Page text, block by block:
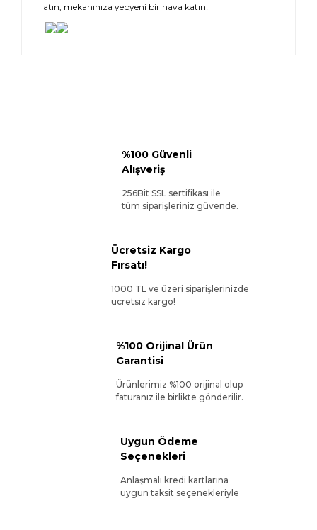
atın, mekanınıza yepyeni bir hava katın!
%100 Güvenli
Alışveriş
256Bit SSL sertifikası ile
tüm siparişleriniz güvende.
Ücretsiz Kargo
Fırsatı!
1000 TL ve üzeri siparişlerinizde
ücretsiz kargo!
%100 Orijinal Ürün
Garantisi
Ürünlerimiz %100 orijinal olup
faturanız ile birlikte gönderilir.
Uygun Ödeme
Seçenekleri
Anlaşmalı kredi kartlarına
uygun taksit seçenekleriyle